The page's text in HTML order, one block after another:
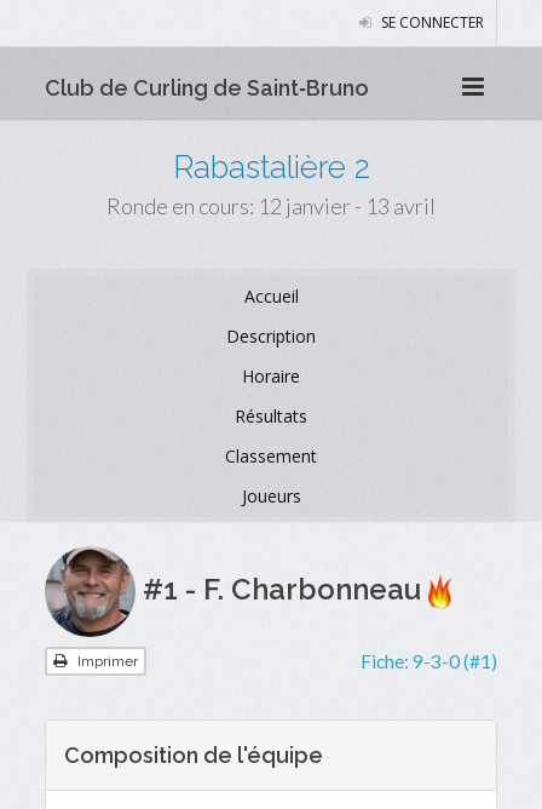
SE CONNECTER
Club de Curling de Saint‑Bruno
Rabastalière 2
Ronde en cours: 12 janvier - 13 avril
Accueil
Description
Horaire
Résultats
Classement
Joueurs
#1 - F. Charbonneau
Imprimer Fiche: 9-3-0 (#1)
Composition de l'équipe